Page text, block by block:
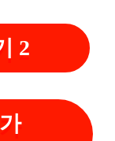
2